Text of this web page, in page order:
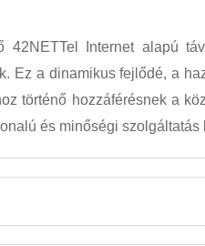
Internet alapú
Ez a dinamikus fejlődé, a
történő hozzáférésnek a
és minőségi szolgáltatás